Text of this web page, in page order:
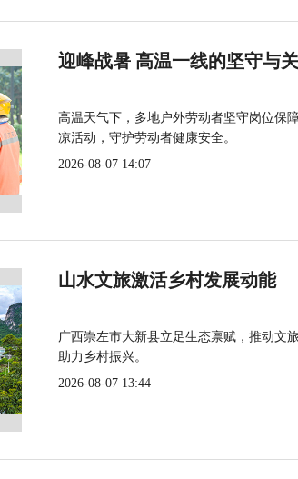
迎峰战暑 高温一线的坚守与
高温天气下，多地户外劳动者坚守岗位保
凉活动，守护劳动者健康安全。
2026-08-07 14:07
山水文旅激活乡村发展动能
广西崇左市大新县立足生态禀赋，推动文
助力乡村振兴。
2026-08-07 13:44